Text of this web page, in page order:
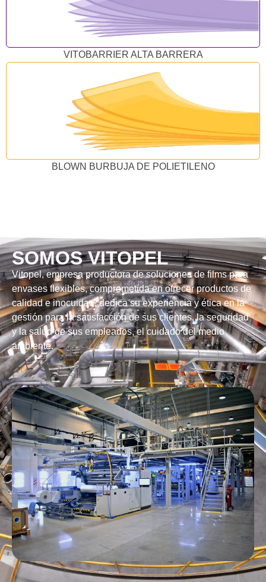
VITOBARRIER ALTA BARRERA
BLOWN BURBUJA DE POLIETILENO
SOMOS VITOPEL​
Vitopel, empresa productora de soluciones de films para
envases flexibles, comprometida en ofrecer productos de
calidad e inocuidad, dedica su experiencia y ética en la
gestión para la satisfacción de sus clientes, la seguridad
y la salud de sus empleados, el cuidado del medio
ambiente.